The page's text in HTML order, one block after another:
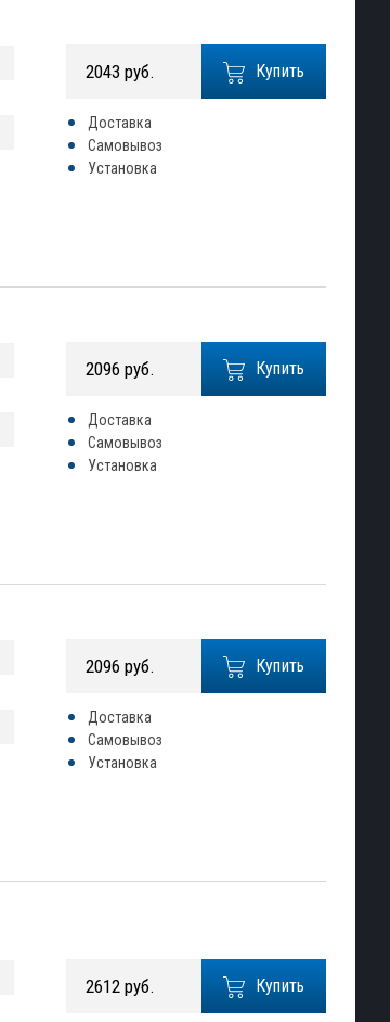
Купить
2043 руб.
Доставка
Самовывоз
Установка
Купить
2096 руб.
Доставка
Самовывоз
Установка
Купить
2096 руб.
Доставка
Самовывоз
Установка
Купить
2612 руб.